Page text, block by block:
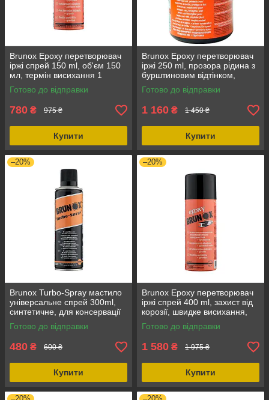
Brunox Epoxy перетворювач
іржі спрей 150 ml, об'єм 150
мл, термін висихання 1
година, форма випуску –
спрей
Готово до відправки
780 ₴ 975 ₴
Купити
Brunox Epoxy перетворювач
іржі 250 ml, прозора рідина з
бурштиновим відтінком,
швидко висихає
Готово до відправки
1 160 ₴ 1 450 ₴
Купити
–20%
Brunox Turbo-Spray мастило
універсальне спрей 300ml,
синтетичне, для консервації
зброї, з відмінною
проникаючою здатністю
Готово до відправки
480 ₴ 600 ₴
Купити
–20%
Brunox Epoxy перетворювач
іржі спрей 400 ml, захист від
корозії, швидке висихання,
об'єм 400 мл, форма випуску
спрей
Готово до відправки
1 580 ₴ 1 975 ₴
Купити